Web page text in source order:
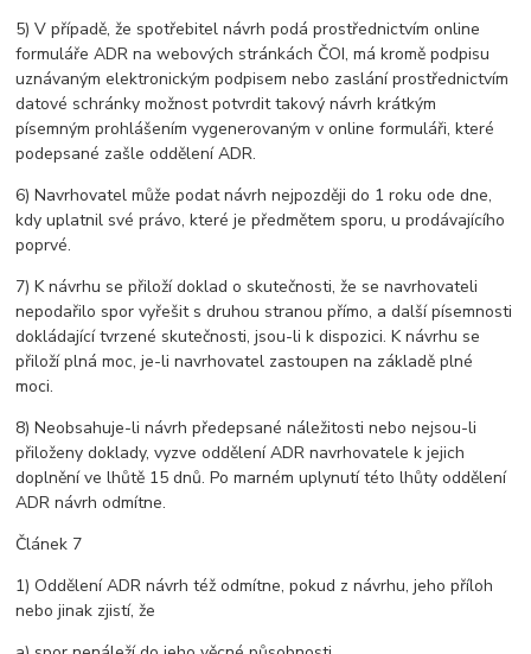
5) V případě, že spotřebitel návrh podá prostřednictvím online
formuláře ADR na webových stránkách ČOI, má kromě podpisu
uznávaným elektronickým podpisem nebo zaslání prostřednictvím
datové schránky možnost potvrdit takový návrh krátkým
písemným prohlášením vygenerovaným v online formuláři, které
podepsané zašle oddělení ADR.
6) Navrhovatel může podat návrh nejpozději do 1 roku ode dne,
kdy uplatnil své právo, které je předmětem sporu, u prodávajícího
poprvé.
7) K návrhu se přiloží doklad o skutečnosti, že se navrhovateli
nepodařilo spor vyřešit s druhou stranou přímo, a další písemnosti
dokládající tvrzené skutečnosti, jsou-li k dispozici. K návrhu se
přiloží plná moc, je-li navrhovatel zastoupen na základě plné
moci.
8) Neobsahuje-li návrh předepsané náležitosti nebo nejsou-li
přiloženy doklady, vyzve oddělení ADR navrhovatele k jejich
doplnění ve lhůtě 15 dnů. Po marném uplynutí této lhůty oddělení
ADR návrh odmítne.
Článek 7
1) Oddělení ADR návrh též odmítne, pokud z návrhu, jeho příloh
nebo jinak zjistí, že